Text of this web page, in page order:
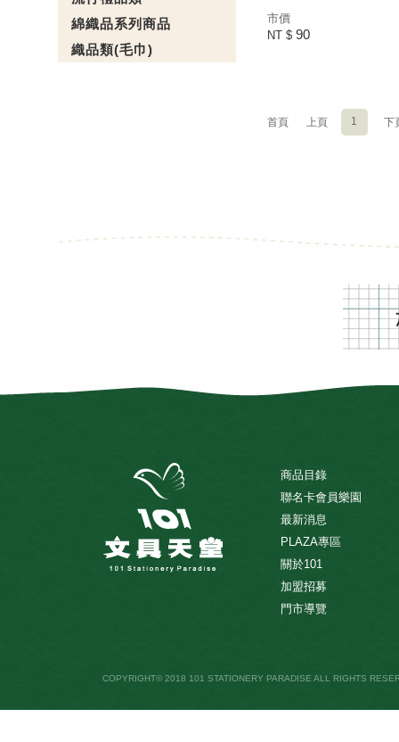
綿織品系列商品
織品類(毛巾)
市價
NT $ 90
首頁 上頁 1 下
商品目錄
聯名卡會員樂園
最新消息
PLAZA專區
關於101
加盟招募
門市導覽
COPYRIGHT© 2018 101 STATIONERY PARADISE ALL RIGHTS